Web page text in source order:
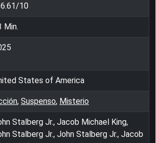
6.61/10
Min.
States of America
, Suspenso, Misterio
Stalberg Jr., Jacob Michael King,
Stalberg Jr., John Stalberg Jr., Jacob